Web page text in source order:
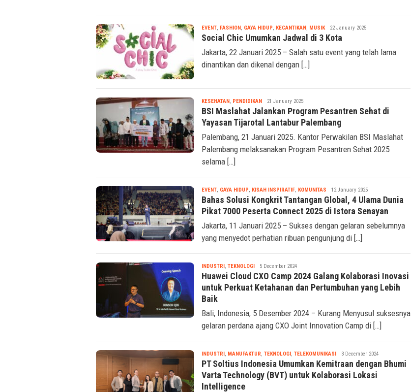
EVENT, FASHION, GAYA HIDUP, KECANTIKAN, MUSIKTsaqif
Ridwan
22 January 2025
Social Chic Umumkan Jadwal di 3 Kota
Jakarta, 22 Januari 2025 – Salah satu event yang telah lama
dinantikan dan dikenal dengan […]
KESEHATAN, PENDIDIKANTsaqif
Ridwan
21 January 2025
BSI Maslahat Jalankan Program Pesantren Sehat di
Yayasan Tijarotal Lantabur Palembang
Palembang, 21 Januari 2025. Kantor Perwakilan BSI Maslahat
Palembang melaksanakan Program Pesantren Sehat 2025
selama […]
EVENT, GAYA HIDUP, KISAH INSPIRATIF, KOMUNITAS Tsaqif
Ridwan
12 January 2025
Bahas Solusi Kongkrit Tantangan Global, 4 Ulama Dunia
Pikat 7000 Peserta Connect 2025 di Istora Senayan
Jakarta, 11 Januari 2025 – Sukses dengan gelaran sebelumnya
yang menyedot perhatian ribuan pengunjung di […]
INDUSTRI, TEKNOLOGITsaqif
Ridwan
5 December 2024
Huawei Cloud CXO Camp 2024 Galang Kolaborasi Inovasi
untuk Perkuat Ketahanan dan Pertumbuhan yang Lebih
Baik
Bali, Indonesia, 5 Desember 2024 – Kurang Menyusul suksesnya
gelaran perdana ajang CXO Joint Innovation Camp di […]
INDUSTRI, MANUFAKTUR, TEKNOLOGI, TELEKOMUNIKASITsaqif
Ridwan
3 December 2024
PT Soltius Indonesia Umumkan Kemitraan dengan Bhumi
Varta Technology (BVT) untuk Kolaborasi Lokasi
Intelligence